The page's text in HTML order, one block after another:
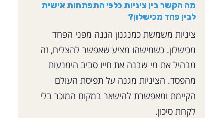
מה הקשר בין ציניות כלפי התפתחות אישית
לבין פחד מכישלון?
ציניות משמשת כמנגנון הגנה מפני הפחד
מכישלון. כשמישהו מציע שאפשר להצליח, זה
מבהיל את מי שבנה את חייו סביב הימנעות
מהפסד. הציניות מגנה על תפיסת העולם
הקיימת ומאפשרת להישאר במקום המוכר בלי
לקחת סיכון.